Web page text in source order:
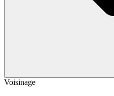
Voisinage